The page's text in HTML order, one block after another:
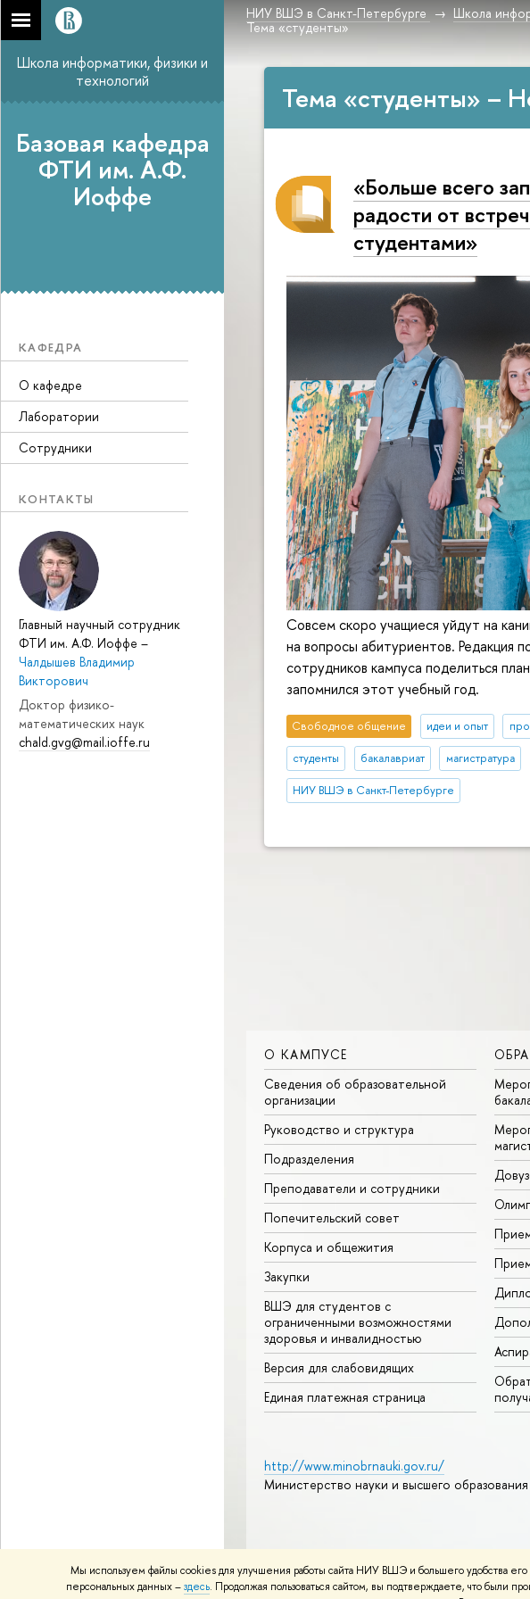
Мы используем файлы cookies для улучшения работы сайта НИУ ВШЭ и большего удобства
персональных данных –здесь. Продолжая пользоваться сайтом, вы подтверждаете, что были
НИУ ВШЭ в Санкт-Петербурге Школа
Тема «студенты»
Школа информатики, физики и
технологий
Базовая кафедра
ФТИ им. А.Ф.
Иоффе
КАФЕДРА
О кафедре
Лаборатории
Сотрудники
КОНТАКТЫ
Главный научный сотрудник
ФТИ им. А.Ф. Иоффе –
Чалдышев Владимир
Викторович
Доктор физико-
математических наук
chald.gvg@mail.ioffe.ru
Тема «студенты» –
«Больше всего
радости от
студентами»
Совсем скоро учащиеся уйдут на
на вопросы абитуриентов. Редакция
сотрудников кампуса поделиться
запомнился этот учебный год.
Свободное общение идеи и опыт
студенты бакалавриат магистратура
НИУ ВШЭ в Санкт-Петербурге
О КАМПУСЕ
Сведения об образовательной
организации
Руководство и структура
Подразделения
Преподаватели и сотрудники
Попечительский совет
Корпуса и общежития
Закупки
ВШЭ для студентов с
ограниченными возможностями
здоровья и инвалидностью
Версия для слабовидящих
Единая платежная страница
http://www.minobrnauki.gov.ru/
Министерство науки и высшего
Политика конфиденциальностиКарта сайта